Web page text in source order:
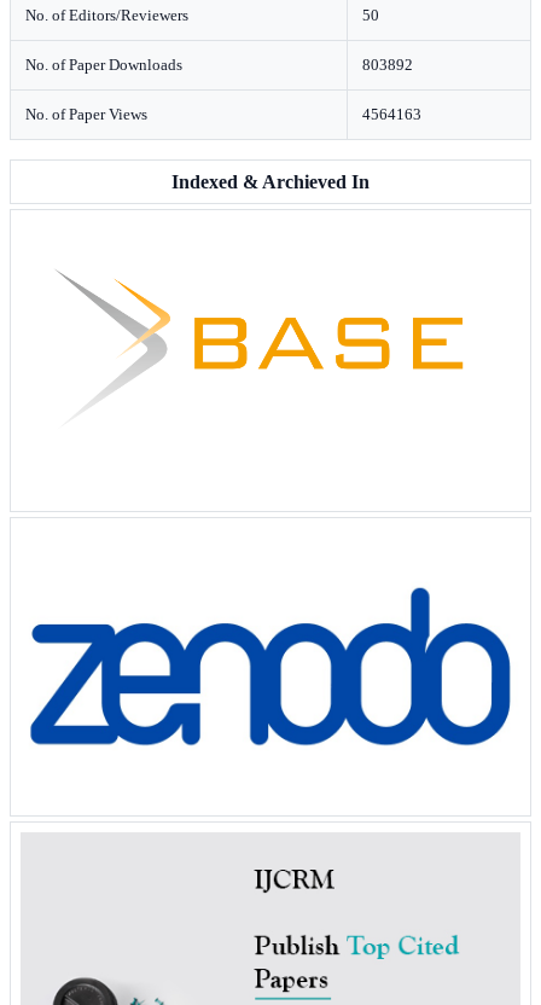
No. of Editors/Reviewers 50
No. of Paper Downloads 803892
No. of Paper Views 4564163
Indexed & Archieved In